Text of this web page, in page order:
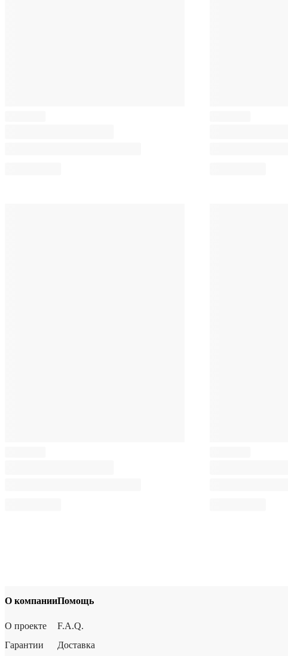
О компании
О проекте
Гарантии
Помощь
F.A.Q.
Доставка